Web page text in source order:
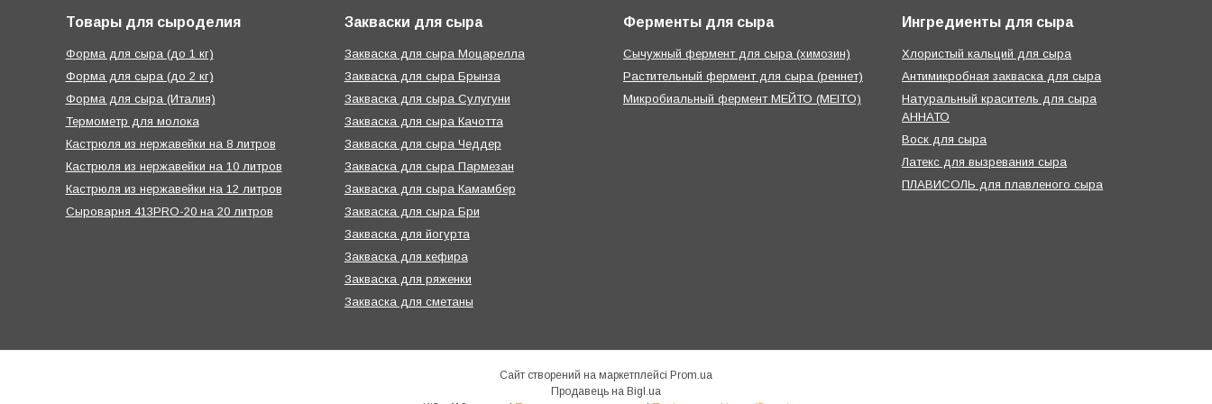
Товары для сыроделия
Форма для сыра (до 1 кг)
Форма для сыра (до 2 кг)
Форма для сыра (Италия)
Термометр для молока
Кастрюля из нержавейки на 8 литров
Кастрюля из нержавейки на 10 литров
Кастрюля из нержавейки на 12 литров
Сыроварня 413PRO-20 на 20 литров
Закваски для сыра
Закваска для сыра Моцарелла
Закваска для сыра Брынза
Закваска для сыра Сулугуни
Закваска для сыра Качотта
Закваска для сыра Чеддер
Закваска для сыра Пармезан
Закваска для сыра Камамбер
Закваска для сыра Бри
Закваска для йогурта
Закваска для кефира
Закваска для ряженки
Закваска для сметаны
Ферменты для сыра
Сычужный фермент для сыра (химозин)
Растительный фермент для сыра (реннет)
Микробиальный фермент МЕЙТО (MEITO)
Ингредиенты для сыра
Хлористый кальций для сыра
Антимикробная закваска для сыра
Натуральный краситель для сыра
АННАТО
Воск для сыра
Латекс для вызревания сыра
ПЛАВИСОЛЬ для плавленого сыра
Сайт створений на маркетплейсі Prom.ua
Продавець на Bigl.ua